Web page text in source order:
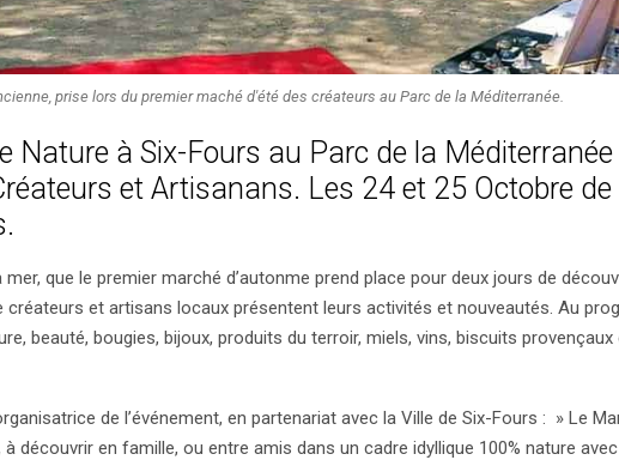
prise lors du premier maché d'été des créateurs au Parc de la Méditerranée.
Nature à Six-Fours au Parc de la
et Artisanans. Les 24 et 25 Octobre
que le premier marché d’autonme prend place pour deux jours de
créateurs et artisans locaux présentent leurs activités et nouveautés. Au
beauté, bougies, bijoux, produits du terroir, miels, vins, biscuits
de l’événement, en partenariat avec la Ville de Six-Fours : » Le
découvrir en famille, ou entre amis dans un cadre idyllique 100% nature